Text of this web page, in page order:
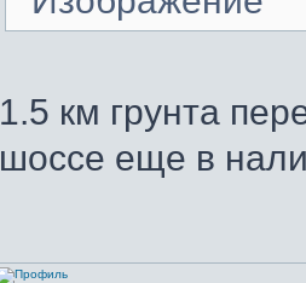
1.5 км грунта
шоссе еще в